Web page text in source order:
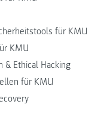
für KMU
KMU
& Ethical Hacking
für KMU